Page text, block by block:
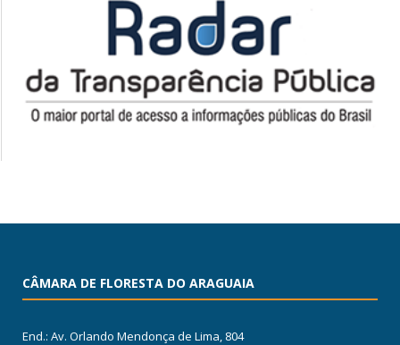
CÂMARA DE FLORESTA DO ARAGUAIA
End.: Av. Orlando Mendonça de Lima, 804